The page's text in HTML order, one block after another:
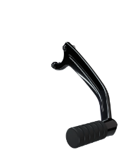
optie
kan
gekozen